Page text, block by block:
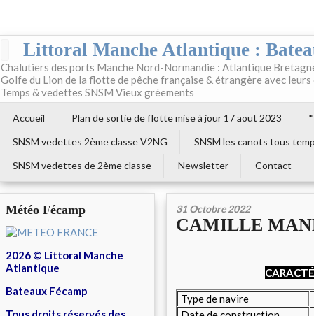
Littoral Manche Atlantique :
Chalutiers des ports Manche Nord-Normandie : Atlantique
Golfe du Lion de la flotte de pêche française & étrangère avec
Temps & vedettes SNSM Vieux gréements
Accueil Plan de sortie de flotte mise à jour 17 aout 2023
SNSM vedettes 2ème classe V2NG
SNSM les canots tous
SNSM vedettes de 2ème classe
Newsletter Contact
Météo Fécamp
2026 © Littoral Manche
Atlantique
Bateaux Fécamp
31 Octobre 2022
CAMILLE
Type de navire